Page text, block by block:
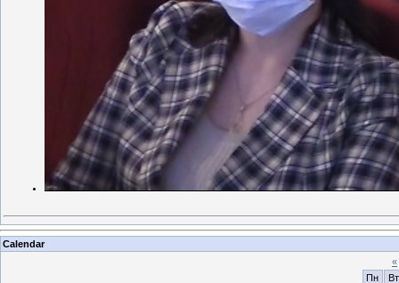
Calendar
«
Пн
Вт